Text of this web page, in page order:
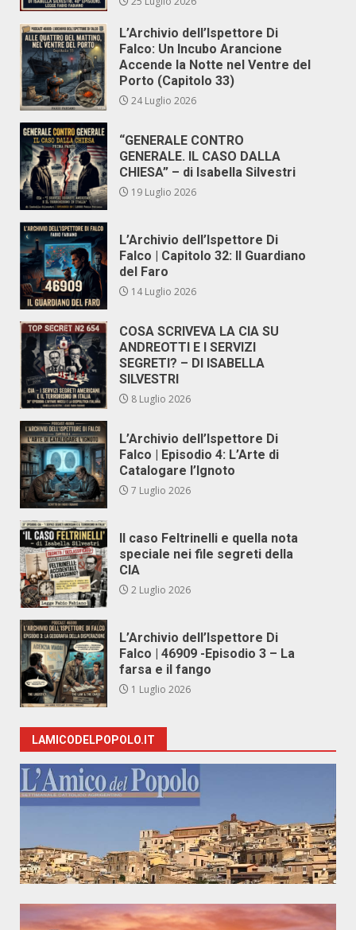
L’Archivio dell’Ispettore Di
Falco: Un Incubo Arancione
Accende la Notte nel Ventre del
Porto (Capitolo 33)
24 Luglio 2026
“GENERALE CONTRO
GENERALE. IL CASO DALLA
CHIESA” – di Isabella Silvestri
19 Luglio 2026
L’Archivio dell’Ispettore Di
Falco | Capitolo 32: Il Guardiano
del Faro
14 Luglio 2026
COSA SCRIVEVA LA CIA SU
ANDREOTTI E I SERVIZI
SEGRETI? – DI ISABELLA
SILVESTRI
8 Luglio 2026
L’Archivio dell’Ispettore Di
Falco | Episodio 4: L’Arte di
Catalogare l’Ignoto
7 Luglio 2026
Il caso Feltrinelli e quella nota
speciale nei file segreti della
CIA
2 Luglio 2026
L’Archivio dell’Ispettore Di
Falco | 46909 -Episodio 3 – La
farsa e il fango
1 Luglio 2026
LAMICODELPOPOLO.IT